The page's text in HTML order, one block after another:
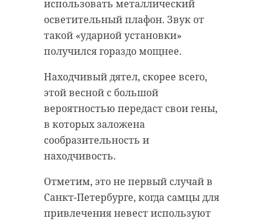
использовать металлический
осветительный плафон. Звук от
такой «ударной установки»
получился гораздо мощнее.
Находчивый дятел, скорее всего,
этой весной с большой
вероятностью передаст свои гены,
в которых заложена
сообразительность и
находчивость.
Отметим, это не первый случай в
Санкт-Петербурге, когда самцы для
привлечения невест используют